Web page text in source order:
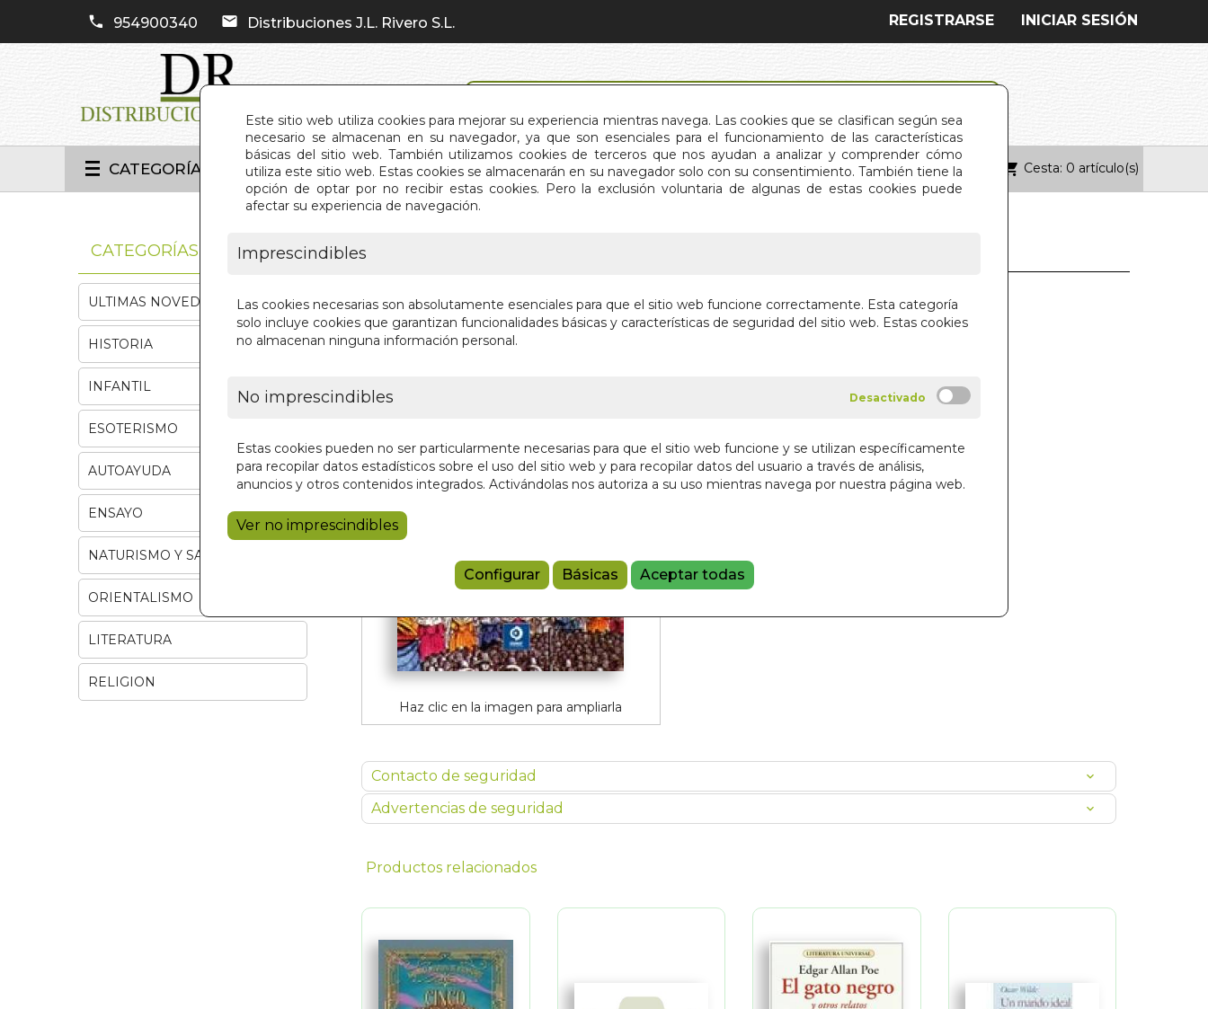
Este sitio web utiliza cookies para mejorar su experiencia mientras navega. Las cookies que se clasifican según sea
necesario se almacenan en su navegador, ya que son esenciales para el funcionamiento de las características
básicas del sitio web. También utilizamos cookies de terceros que nos ayudan a analizar y comprender cómo
utiliza este sitio web. Estas cookies se almacenarán en su navegador solo con su consentimiento. También tiene la
opción de optar por no recibir estas cookies. Pero la exclusión voluntaria de algunas de estas cookies puede
afectar su experiencia de navegación.
Imprescindibles
Las cookies necesarias son absolutamente esenciales para que el sitio web funcione correctamente. Esta categoría
solo incluye cookies que garantizan funcionalidades básicas y características de seguridad del sitio web. Estas cookies
no almacenan ninguna información personal.
No imprescindibles
Estas cookies pueden no ser particularmente necesarias para que el sitio web funcione y se utilizan específicamente
para recopilar datos estadísticos sobre el uso del sitio web y para recopilar datos del usuario a través de análisis,
anuncios y otros contenidos integrados. Activándolas nos autoriza a su uso mientras navega por nuestra página web.
Ver no imprescindibles
Configurar Básicas Aceptar todas
954900340 Distribuciones J.L. Rivero S.L. INICIAR SESIÓN
REGISTRARSE
CATEGORÍAS INICIO QUIÉNES SOMOS CONTACTO Cesta: 0 artículo(s)
Haz clic en la imagen para ampliarla
CONTRATO SOCIAL. EL
(SELECCION)
4,95 €
Añadir a la cesta
Contacto de seguridad
Advertencias de seguridad
Productos relacionados
CATEGORÍAS
ULTIMAS NOVEDADES
HISTORIA
INFANTIL
ESOTERISMO
AUTOAYUDA
ENSAYO
NATURISMO Y SALUD
ORIENTALISMO
LITERATURA
RELIGION